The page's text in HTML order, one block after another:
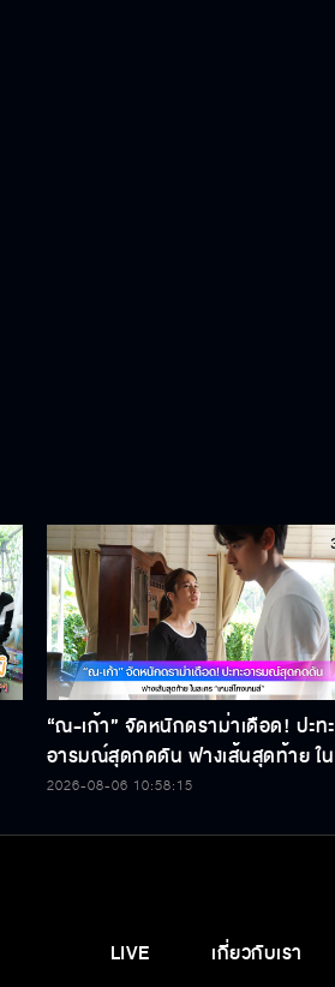
“ณ-เก้า” จัดหนักดราม่าเดือด! ปะทะ
อารมณ์สุดกดดัน ฟางเส้นสุดท้าย ใน
ละคร “เกมส์โกงเกมส์”
2026-08-06 10:58:15
LIVE เกี่ยวกับเรา